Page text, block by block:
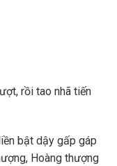
rồi tao nhã tiến
bật dậy gấp gáp
Hoàng thượng